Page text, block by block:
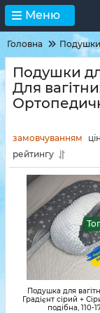
Меню
Головна Подушки
Подушки
Для
замовчуванням
рейтингу
Подушка для
Градієнт сірий +
подібна, 110-